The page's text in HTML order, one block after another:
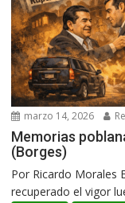
marzo 14, 2026
Memorias
(Borges)
Por Ricardo Morales
recuperado el vigor